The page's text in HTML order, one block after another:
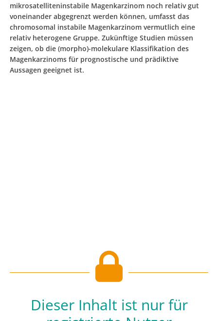
mikrosatelliteninstabile Magenkarzinom noch relativ gut
voneinander abgegrenzt werden können, umfasst das
chromosomal instabile Magenkarzinom vermutlich eine
relativ heterogene Gruppe. Zukünftige Studien müssen
zeigen, ob die (morpho)-molekulare Klassifikation des
Magenkarzinoms für prognostische und prädiktive
Aussagen geeignet ist.
Dieser Inhalt ist nur für